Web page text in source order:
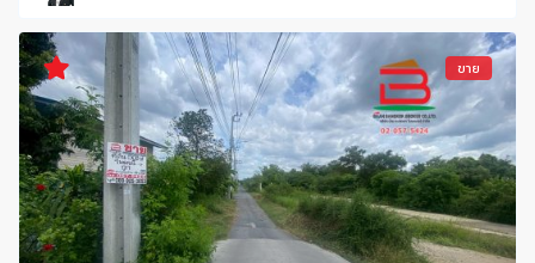
ขาย